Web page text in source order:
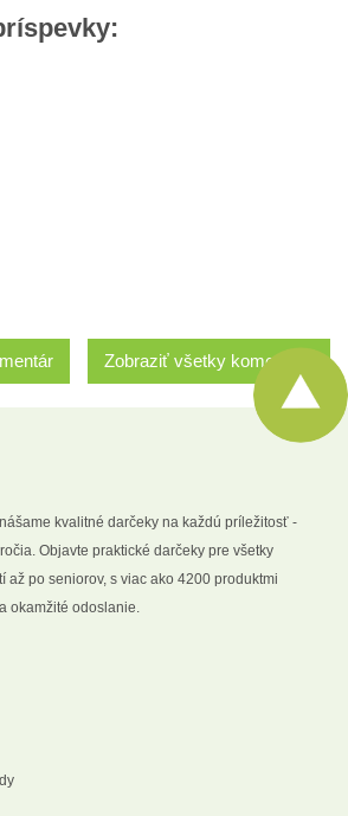
Zobraziť všetky komentáre
kvalitné darčeky na každú príležitosť -
Objavte praktické darčeky pre všetky
až po seniorov, s viac ako 4200 produktmi
okamžité odoslanie.